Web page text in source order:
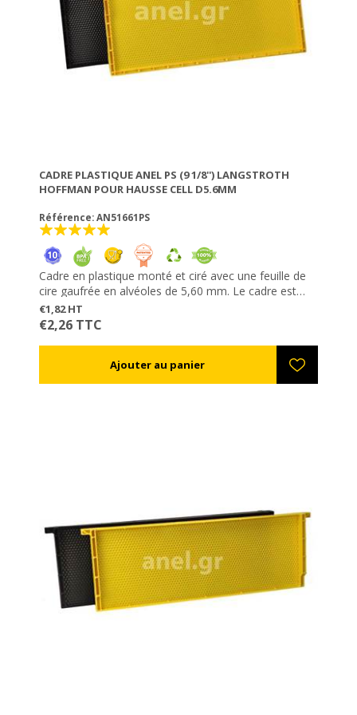
CADRE PLASTIQUE ANEL PS (9 1/8'') LANGSTROTH
HOFFMAN POUR HAUSSE CELL D5.6MM
Référence: AN51661PS
Cadre en plastique monté et ciré avec une feuille de
cire gaufrée en alvéoles de 5,60 mm. Le cadre est
prêt à utiliser; vous n'avez pas besoin de l'enfiler et
fixer la feuille de cire. Les cadres sont résistants à la
fausse teigne. Ne s'abîment pas, sont durables et
non plus lors de l'extraction du miel. Tout les cadres
plastiques ANEL sont disponibles enduits de cire ou
€1,82 HT
€2,26 TTC